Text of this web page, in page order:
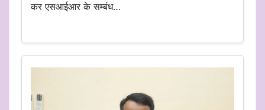
कर एसआईआर के सम्बंध…